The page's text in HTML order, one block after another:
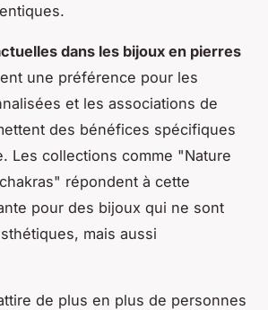
dans les bijoux en pierres
une préférence pour les
et les associations de
des bénéfices spécifiques
Les collections comme "Nature
répondent à cette
pour des bijoux qui ne sont
mais aussi
de plus en plus de personnes